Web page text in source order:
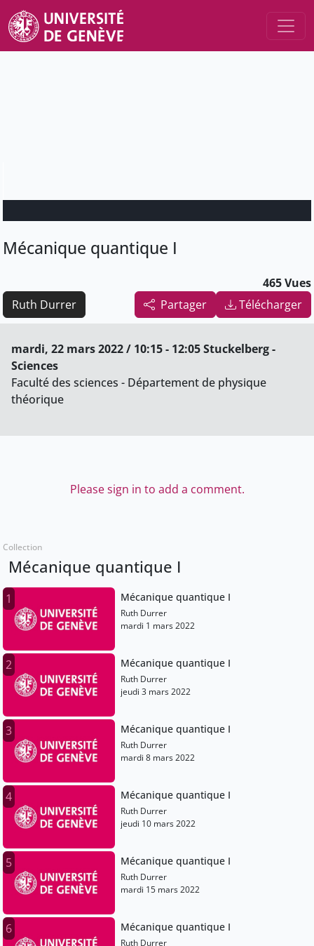
Mécanique quantique I
465 Vues
Partager
Télécharger
Ruth Durrer
mardi, 22 mars 2022 / 10:15 - 12:05 Stuckelberg -
Sciences
Faculté des sciences - Département de physique
théorique
Please sign in to add a comment.
Collection
Mécanique quantique I
1 Mécanique quantique I
Ruth Durrer
mardi 1 mars 2022
2 Mécanique quantique I
Ruth Durrer
jeudi 3 mars 2022
3 Mécanique quantique I
Ruth Durrer
mardi 8 mars 2022
4 Mécanique quantique I
Ruth Durrer
jeudi 10 mars 2022
5 Mécanique quantique I
Ruth Durrer
mardi 15 mars 2022
6 Mécanique quantique I
Ruth Durrer